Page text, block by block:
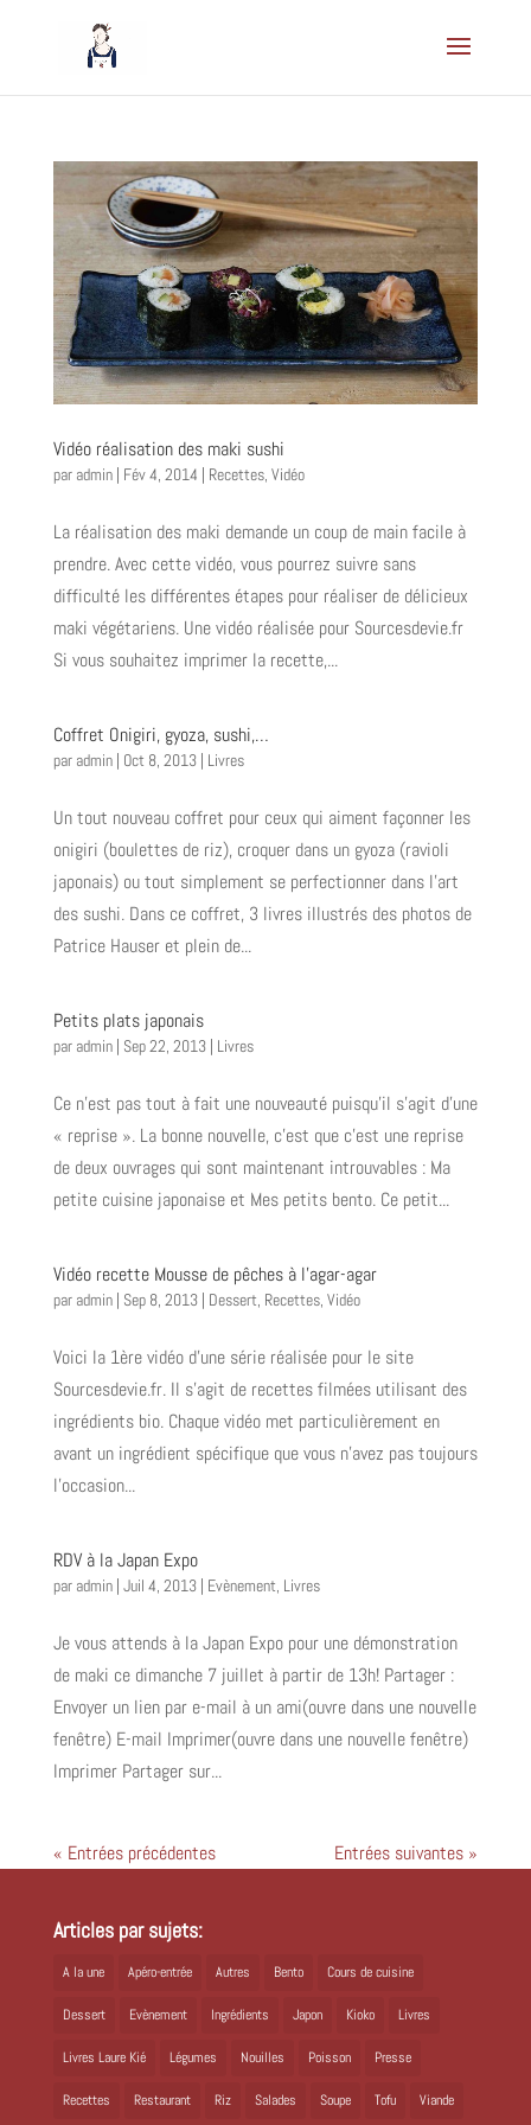
Vidéo réalisation des maki sushi
par admin| Fév 4, 2014 | Recettes, Vidéo
La réalisation des maki demande un coup de main facile à
prendre. Avec cette vidéo, vous pourrez suivre sans
difficulté les différentes étapes pour réaliser de délicieux
maki végétariens. Une vidéo réalisée pour Sourcesdevie.fr
Si vous souhaitez imprimer la recette,...
Coffret Onigiri, gyoza, sushi,…
par admin| Oct 8, 2013| Livres
Un tout nouveau coffret pour ceux qui aiment façonner les
onigiri (boulettes de riz), croquer dans un gyoza (ravioli
japonais) ou tout simplement se perfectionner dans l’art
des sushi. Dans ce coffret, 3 livres illustrés des photos de
Patrice Hauser et plein de...
Petits plats japonais
par admin| Sep 22, 2013| Livres
Ce n’est pas tout à fait une nouveauté puisqu’il s’agit d’une
« reprise ». La bonne nouvelle, c’est que c’est une reprise
de deux ouvrages qui sont maintenant introuvables : Ma
petite cuisine japonaise et Mes petits bento. Ce petit...
Vidéo recette Mousse de pêches à l’agar-agar
par admin| Sep 8, 2013| Dessert, Recettes, Vidéo
Voici la 1ère vidéo d’une série réalisée pour le site
Sourcesdevie.fr. Il s’agit de recettes filmées utilisant des
ingrédients bio. Chaque vidéo met particulièrement en
avant un ingrédient spécifique que vous n’avez pas toujours
l’occasion...
RDV à la Japan Expo
par admin| Juil 4, 2013| Evènement, Livres
Je vous attends à la Japan Expo pour une démonstration
de maki ce dimanche 7 juillet à partir de 13h! Partager :
Envoyer un lien par e-mail à un ami(ouvre dans une nouvelle
fenêtre) E-mail Imprimer(ouvre dans une nouvelle fenêtre)
Imprimer Partager sur...
« Entrées précédentes Entrées suivantes »
Articles par sujets:
A la une Apéro-entrée Autres Bento Cours de cuisine
Dessert Evènement Ingrédients Japon Kioko Livres
Livres Laure Kié Légumes Nouilles Poisson Presse
Recettes Restaurant Riz Salades Soupe Tofu Viande